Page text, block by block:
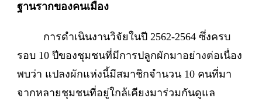
ฐานรากของคนเมือง
การดำเนินงานวิจัยในปี 2562-2564 ซึ่งครบ
รอบ 10 ปีของชุมชนที่มีการปลูกผักมาอย่างต่อเนื่อง
พบว่า แปลงผักแห่งนี้มีสมาชิกจำนวน 10 คนที่มา
จากหลายชุมชนที่อยู่ใกล้เคียงมาร่วมกันดูแล